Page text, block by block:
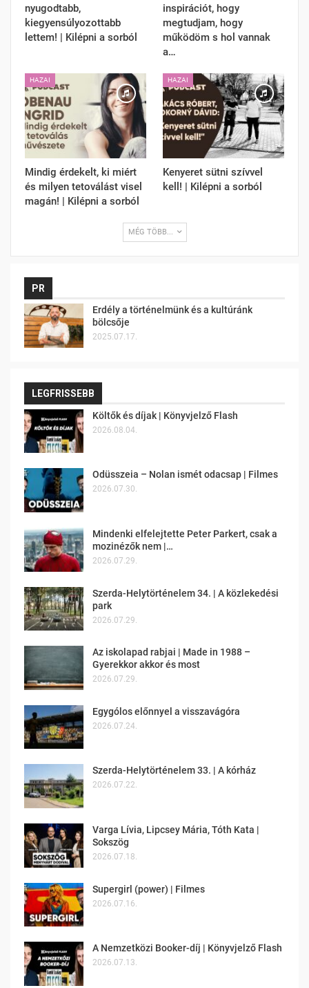
nyugodtabb,
kiegyensúlyozottabb
lettem! | Kilépni a sorból
inspirációt, hogy
megtudjam, hogy
működöm s hol vannak
a…
HAZAI
Mindig érdekelt, ki miért
és milyen tetoválást visel
magán! | Kilépni a sorból
HAZAI
Kenyeret sütni szívvel
kell! | Kilépni a sorból
MÉG TÖBB...
PR
Erdély a történelmünk és a kultúránk
bölcsője
2025.07.17.
LEGFRISSEBB
Költők és díjak | Könyvjelző Flash
2026.08.04.
Odüsszeia – Nolan ismét odacsap | Filmes
2026.07.30.
Mindenki elfelejtette Peter Parkert, csak a
mozinézők nem |…
2026.07.29.
Szerda-Helytörténelem 34. | A közlekedési
park
2026.07.29.
Az iskolapad rabjai | Made in 1988 –
Gyerekkor akkor és most
2026.07.29.
Egygólos előnnyel a visszavágóra
2026.07.24.
Szerda-Helytörténelem 33. | A kórház
2026.07.22.
Varga Lívia, Lipcsey Mária, Tóth Kata |
Sokszög
2026.07.18.
Supergirl (power) | Filmes
2026.07.16.
A Nemzetközi Booker-díj | Könyvjelző Flash
2026.07.13.